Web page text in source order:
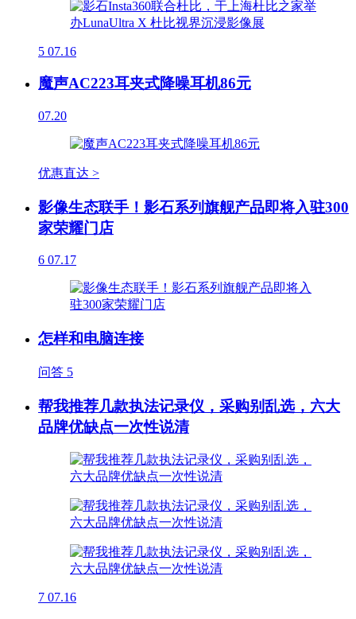
5 07.16
魔声AC223耳夹式降噪耳机86元
07.20
优惠直达 >
影像生态联手！影石系列旗舰产品即将入驻300
家荣耀门店
6 07.17
怎样和电脑连接
问答 5
帮我推荐几款执法记录仪，采购别乱选，六大
品牌优缺点一次性说清
7 07.16